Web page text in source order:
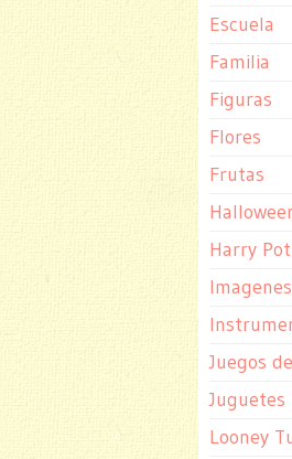
Escuela
Familia
Figuras
Flores
Frutas
Harry
Juegos
Juguetes
Looney